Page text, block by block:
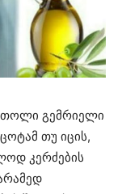
გემრიელი
თუ იცის,
კერძების